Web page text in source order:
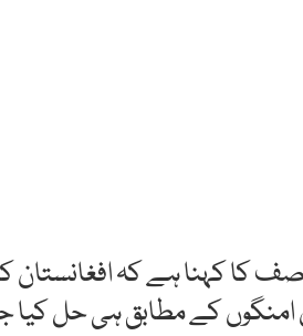
آصف کا کہنا ہے کہ
امنگوں کے مطابق ہی حل کیا